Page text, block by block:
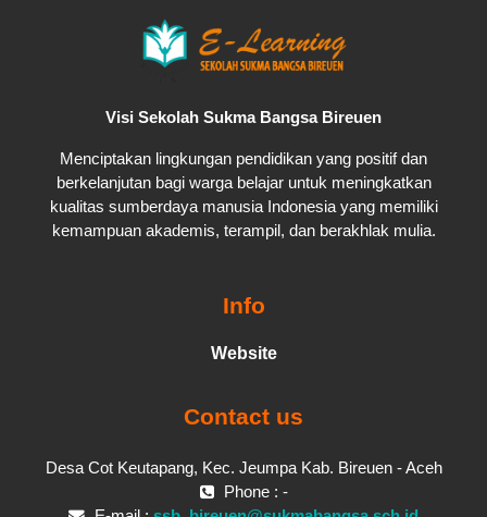
Visi Sekolah Sukma Bangsa Bireuen
Menciptakan lingkungan pendidikan yang positif dan
berkelanjutan bagi warga belajar untuk meningkatkan
kualitas sumberdaya manusia Indonesia yang memiliki
kemampuan akademis, terampil, dan berakhlak mulia.
Info
Website
Contact us
Desa Cot Keutapang, Kec. Jeumpa Kab. Bireuen - Aceh
Phone : -